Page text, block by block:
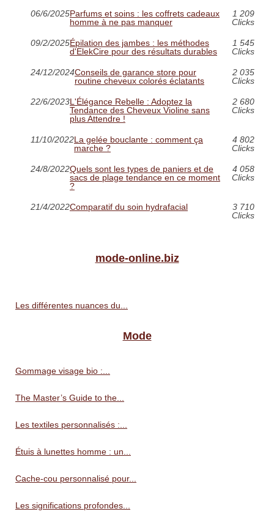
06/6/2025Parfums et soins : les coffrets cadeaux
homme à ne pas manquer
1 209
Clicks
09/2/2025Épilation des jambes : les méthodes
d'ElekCire pour des résultats durables
1 545
Clicks
24/12/2024Conseils de garance store pour
routine cheveux colorés éclatants
2 035
Clicks
22/6/2023L'Élégance Rebelle : Adoptez la
Tendance des Cheveux Violine sans
plus Attendre !
2 680
Clicks
11/10/2022La gelée bouclante : comment ça
marche ?
4 802
Clicks
24/8/2022Quels sont les types de paniers et de
sacs de plage tendance en ce moment
?
4 058
Clicks
21/4/2022Comparatif du soin hydrafacial
3 710
Clicks
mode-online.biz
Les différentes nuances du...
Mode
Gommage visage bio :...
The Master’s Guide to the...
Les textiles personnalisés :...
Étuis à lunettes homme : un...
Cache-cou personnalisé pour...
Les significations profondes...